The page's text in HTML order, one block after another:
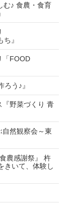
む♪ 食農・食育
』
FOOD
う♪』
野菜づくり 青
自然観察会～東
農感謝祭』 杵
きいて、体験し